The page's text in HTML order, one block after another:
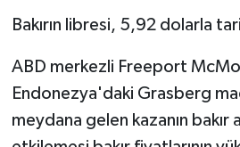
Bakırın libresi, 5,92 dolarla
ABD merkezli Freeport
Endonezya'daki Grasberg
meydana gelen kazanın bakır